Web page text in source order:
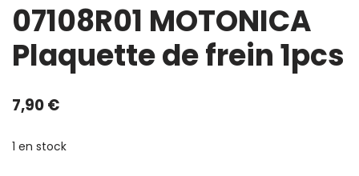
07108R01 MOTONICA
Plaquette de frein 1pcs
7,90€
1 en stock